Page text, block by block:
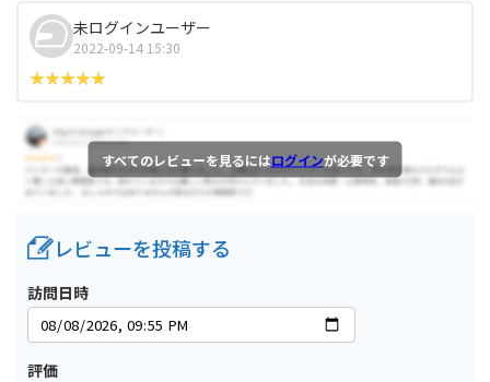
未ログインユーザー
2022-09-14 15:30
すべてのレビューを見るにはログインが必要です
レビューを投稿する
訪問日時
評価